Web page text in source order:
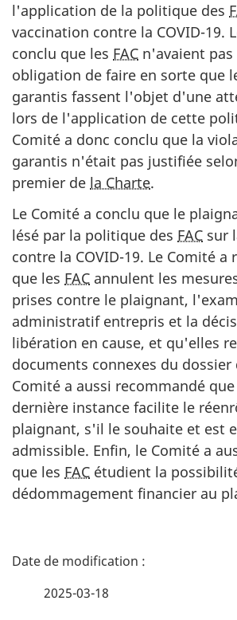
l'application de la politique des
vaccination contre la COVID-19.
conclu que les FAC n'avaient
obligation de faire en sorte que
garantis fassent l'objet d'une
lors de l'application de cette
Comité a donc conclu que la
garantis n'était pas justifiée
premier de la Charte.
Le Comité a conclu que le
lésé par la politique des FAC sur
contre la COVID-19. Le Comité a
que les FAC annulent les
prises contre le plaignant,
administratif entrepris et la
libération en cause, et qu'elles
documents connexes du
Comité a aussi recommandé
dernière instance facilite le
plaignant, s'il le souhaite et est
admissible. Enfin, le Comité a
que les FAC étudient la
dédommagement financier au
D
2025-03-18